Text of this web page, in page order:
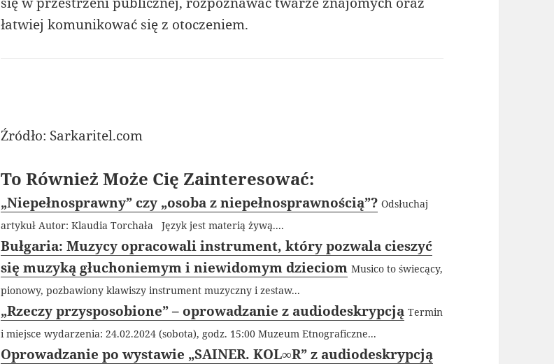
łatwiej komunikować się z otoczeniem.
Źródło: Sarkaritel.com
To Również Może Cię Zainteresować:
„Niepełnosprawny” czy „osoba z niepełnosprawnością”? Odsłuchaj
artykuł Autor: Klaudia Torchała Język jest materią żywą....
Bułgaria: Muzycy opracowali instrument, który pozwala cieszyć
się muzyką głuchoniemym i niewidomym dzieciom Musico to świecący,
pionowy, pozbawiony klawiszy instrument muzyczny i zestaw...
„Rzeczy przysposobione” – oprowadzanie z audiodeskrypcją Termin
i miejsce wydarzenia: 24.02.2024 (sobota), godz. 15:00 Muzeum Etnograficzne...
Oprowadzanie po wystawie „SAINER. KOL∞R” z audiodeskrypcją